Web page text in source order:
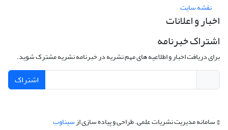
نقشه سایت
اخبار و اعلانات
اشتراک خبرنامه
برای دریافت اخبار و اطلاعیه های مهم نشریه در خبرنامه نشریه مشترک شوید.
اشتراک
© سامانه مدیریت نشریات علمی.طراحی و پیاده سازی ازسیناوب